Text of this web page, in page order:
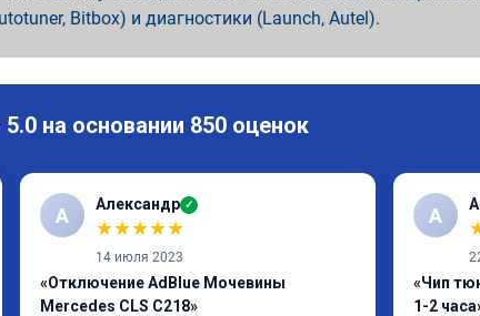
Bitbox) и диагностики (Launch, Autel).
на основании 850 оценок
А Александр ✓
★★★★★
14 июля 2023
«Отключение AdBlue Мочевины
Mercedes CLS C218»
А
«Чип
1-2